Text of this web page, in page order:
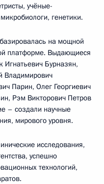
учёные-
генетики.
на мощной
платформе. Выдающиеся
Игнатьевич Бурназян,
Владимирович
Парин, Олег Георгиевич
Рэм Викторович Петров
– создали научные
мирового уровня.
исследования,
успешно
технологий,